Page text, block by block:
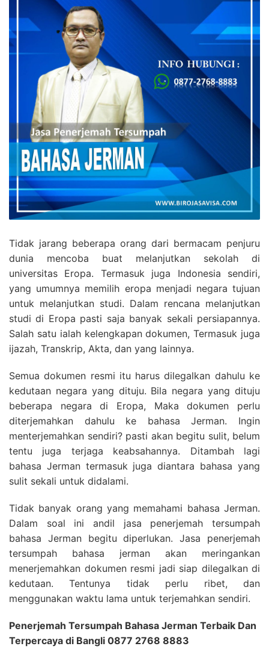
Tidak jarang beberapa orang dari bermacam penjuru
dunia mencoba buat melanjutkan sekolah di
universitas Eropa. Termasuk juga Indonesia sendiri,
yang umumnya memilih eropa menjadi negara tujuan
untuk melanjutkan studi. Dalam rencana melanjutkan
studi di Eropa pasti saja banyak sekali persiapannya.
Salah satu ialah kelengkapan dokumen, Termasuk juga
ijazah, Transkrip, Akta, dan yang lainnya.
Semua dokumen resmi itu harus dilegalkan dahulu ke
kedutaan negara yang dituju. Bila negara yang dituju
beberapa negara di Eropa, Maka dokumen perlu
diterjemahkan dahulu ke bahasa Jerman. Ingin
menterjemahkan sendiri? pasti akan begitu sulit, belum
tentu juga terjaga keabsahannya. Ditambah lagi
bahasa Jerman termasuk juga diantara bahasa yang
sulit sekali untuk didalami.
Tidak banyak orang yang memahami bahasa Jerman.
Dalam soal ini andil jasa penerjemah tersumpah
bahasa Jerman begitu diperlukan. Jasa penerjemah
tersumpah bahasa jerman akan meringankan
menerjemahkan dokumen resmi jadi siap dilegalkan di
kedutaan. Tentunya tidak perlu ribet, dan
menggunakan waktu lama untuk terjemahkan sendiri.
Penerjemah Tersumpah Bahasa Jerman Terbaik Dan
Terpercaya di Bangli 0877 2768 8883